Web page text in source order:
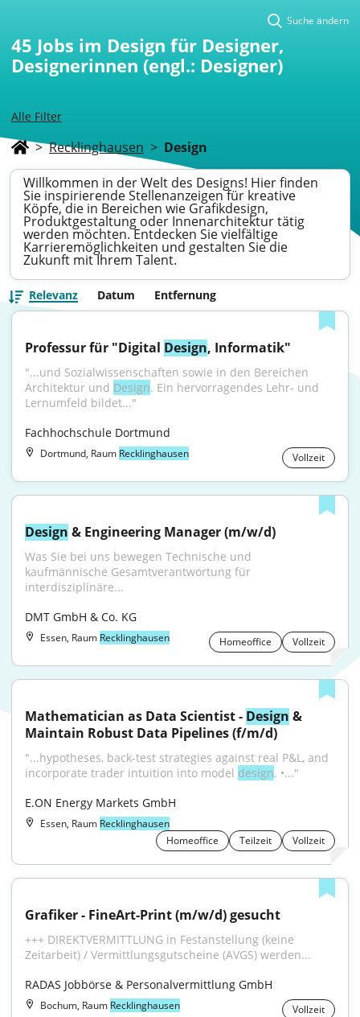
Alle Filter
Suche ändern
45 Jobs im Design für Designer,
Designerinnen (engl.: Designer)
> Recklinghausen > Design
Willkommen in der Welt des Designs! Hier finden
Sie inspirierende Stellenanzeigen für kreative
Köpfe, die in Bereichen wie Grafikdesign,
Produktgestaltung oder Innenarchitektur tätig
werden möchten. Entdecken Sie vielfältige
Karrieremöglichkeiten und gestalten Sie die
Zukunft mit Ihrem Talent.
Relevanz Datum Entfernung
Professur für "Digital Design, Informatik"
"...und Sozialwissenschaften sowie in den Bereichen
Architektur und Design. Ein hervorragendes Lehr- und
Lernumfeld bildet..."
Fachhochschule Dortmund
Dortmund, Raum Recklinghausen Vollzeit
Design & Engineering Manager (m/w/d)
Was Sie bei uns bewegen Technische und
kaufmännische Gesamtverantwortung für
interdisziplinäre...
DMT GmbH & Co. KG
Essen, Raum Recklinghausen Homeoffice Vollzeit
Mathematician as Data Scientist - Design &
Maintain Robust Data Pipelines (f/m/d)
"...hypotheses, back-test strategies against real P&L, and
incorporate trader intuition into model design. •..."
E.ON Energy Markets GmbH
Essen, Raum Recklinghausen
Homeoffice
Teilzeit Vollzeit
Grafiker - FineArt-Print (m/w/d) gesucht
+++ DIREKTVERMITTLUNG in Festanstellung (keine
Zeitarbeit) / Vermittlungsgutscheine (AVGS) werden...
RADAS Jobbörse & Personalvermittlung GmbH
Bochum, Raum Recklinghausen Vollzeit